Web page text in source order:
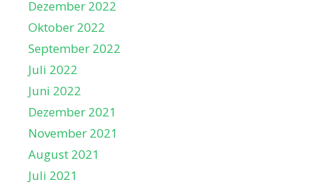
Dezember 2022
Oktober 2022
September 2022
Juli 2022
Juni 2022
Dezember 2021
November 2021
August 2021
Juli 2021